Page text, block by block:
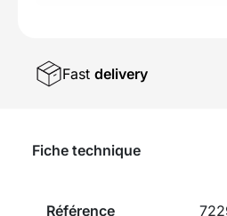
Fast delivery
Fiche technique
Référence